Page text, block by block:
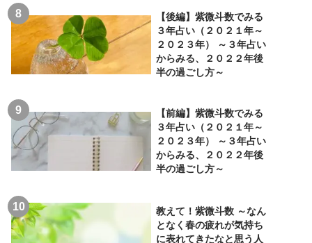
【後編】紫微斗数でみる
３年占い（２０２１年～
２０２３年） ～３年占い
からみる、２０２２年後
半の過ごし方～
【前編】紫微斗数でみる
３年占い（２０２１年～
２０２３年） ～３年占い
からみる、２０２２年後
半の過ごし方～
教えて！紫微斗数 ～なん
となく春の疲れが気持ち
に表れてきたなと思う人